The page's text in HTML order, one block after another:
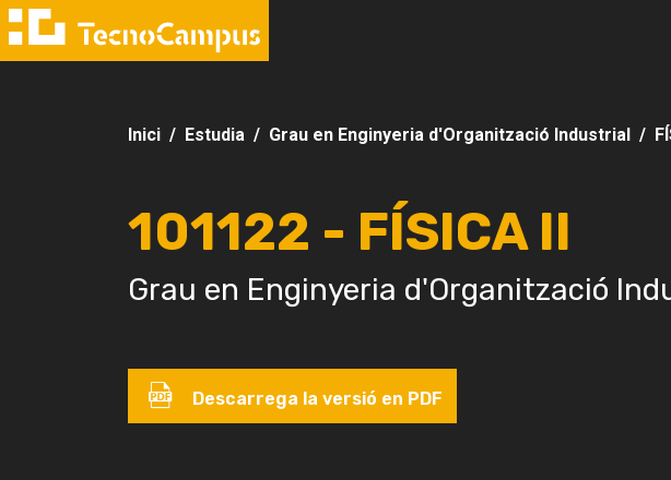
Inici Estudia Grau en Enginyeria d'Organització Industrial
101122 - FÍSICA II
Grau en Enginyeria d'Organització
Descarrega la versió en PDF